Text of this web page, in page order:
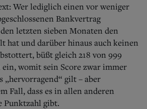
Wer lediglich einen vor weniger
Bankvertrag
letzten sieben Monaten den
hat und darüber hinaus auch keinen
büßt gleich 218 von 999
womit sein Score zwar immer
„hervorragend“ gilt – aber
Fall, dass es in allen anderen
Punktzahl gibt.